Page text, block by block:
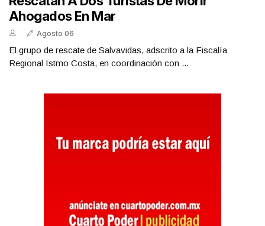
Ahogados En Mar
Agosto 06
El grupo de rescate de Salvavidas, adscrito a la Fiscalía
Regional Istmo Costa, en coordinación con ...